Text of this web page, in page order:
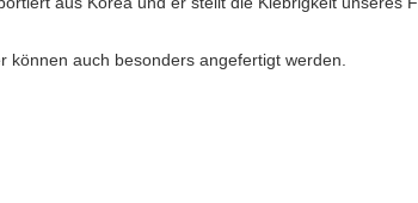
auch besonders angefertigt werden.